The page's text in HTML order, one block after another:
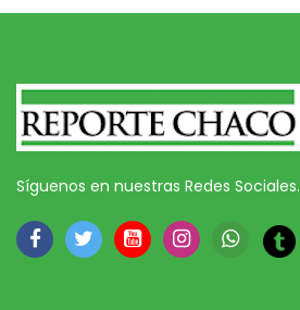
Síguenos en nuestras Redes Sociales.